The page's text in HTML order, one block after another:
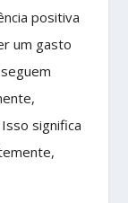
positiva
um gasto
significa